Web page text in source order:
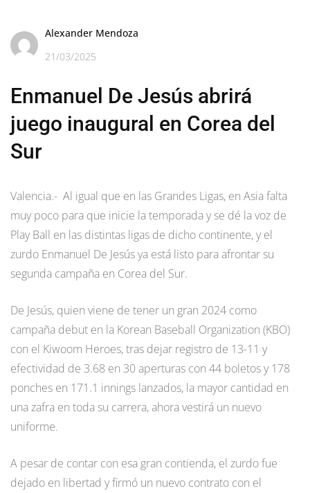
Alexander Mendoza
21/03/2025
Enmanuel De Jesús abrirá
juego inaugural en Corea del
Sur
Valencia.- Al igual que en las Grandes Ligas, en Asia falta
muy poco para que inicie la temporada y se dé la voz de
Play Ball en las distintas ligas de dicho continente, y el
zurdo Enmanuel De Jesús ya está listo para afrontar su
segunda campaña en Corea del Sur.
De Jesús, quien viene de tener un gran 2024 como
campaña debut en la Korean Baseball Organization (KBO)
con el Kiwoom Heroes, tras dejar registro de 13-11 y
efectividad de 3.68 en 30 aperturas con 44 boletos y 178
ponches en 171.1 innings lanzados, la mayor cantidad en
una zafra en toda su carrera, ahora vestirá un nuevo
uniforme.
A pesar de contar con esa gran contienda, el zurdo fue
dejado en libertad y firmó un nuevo contrato con el